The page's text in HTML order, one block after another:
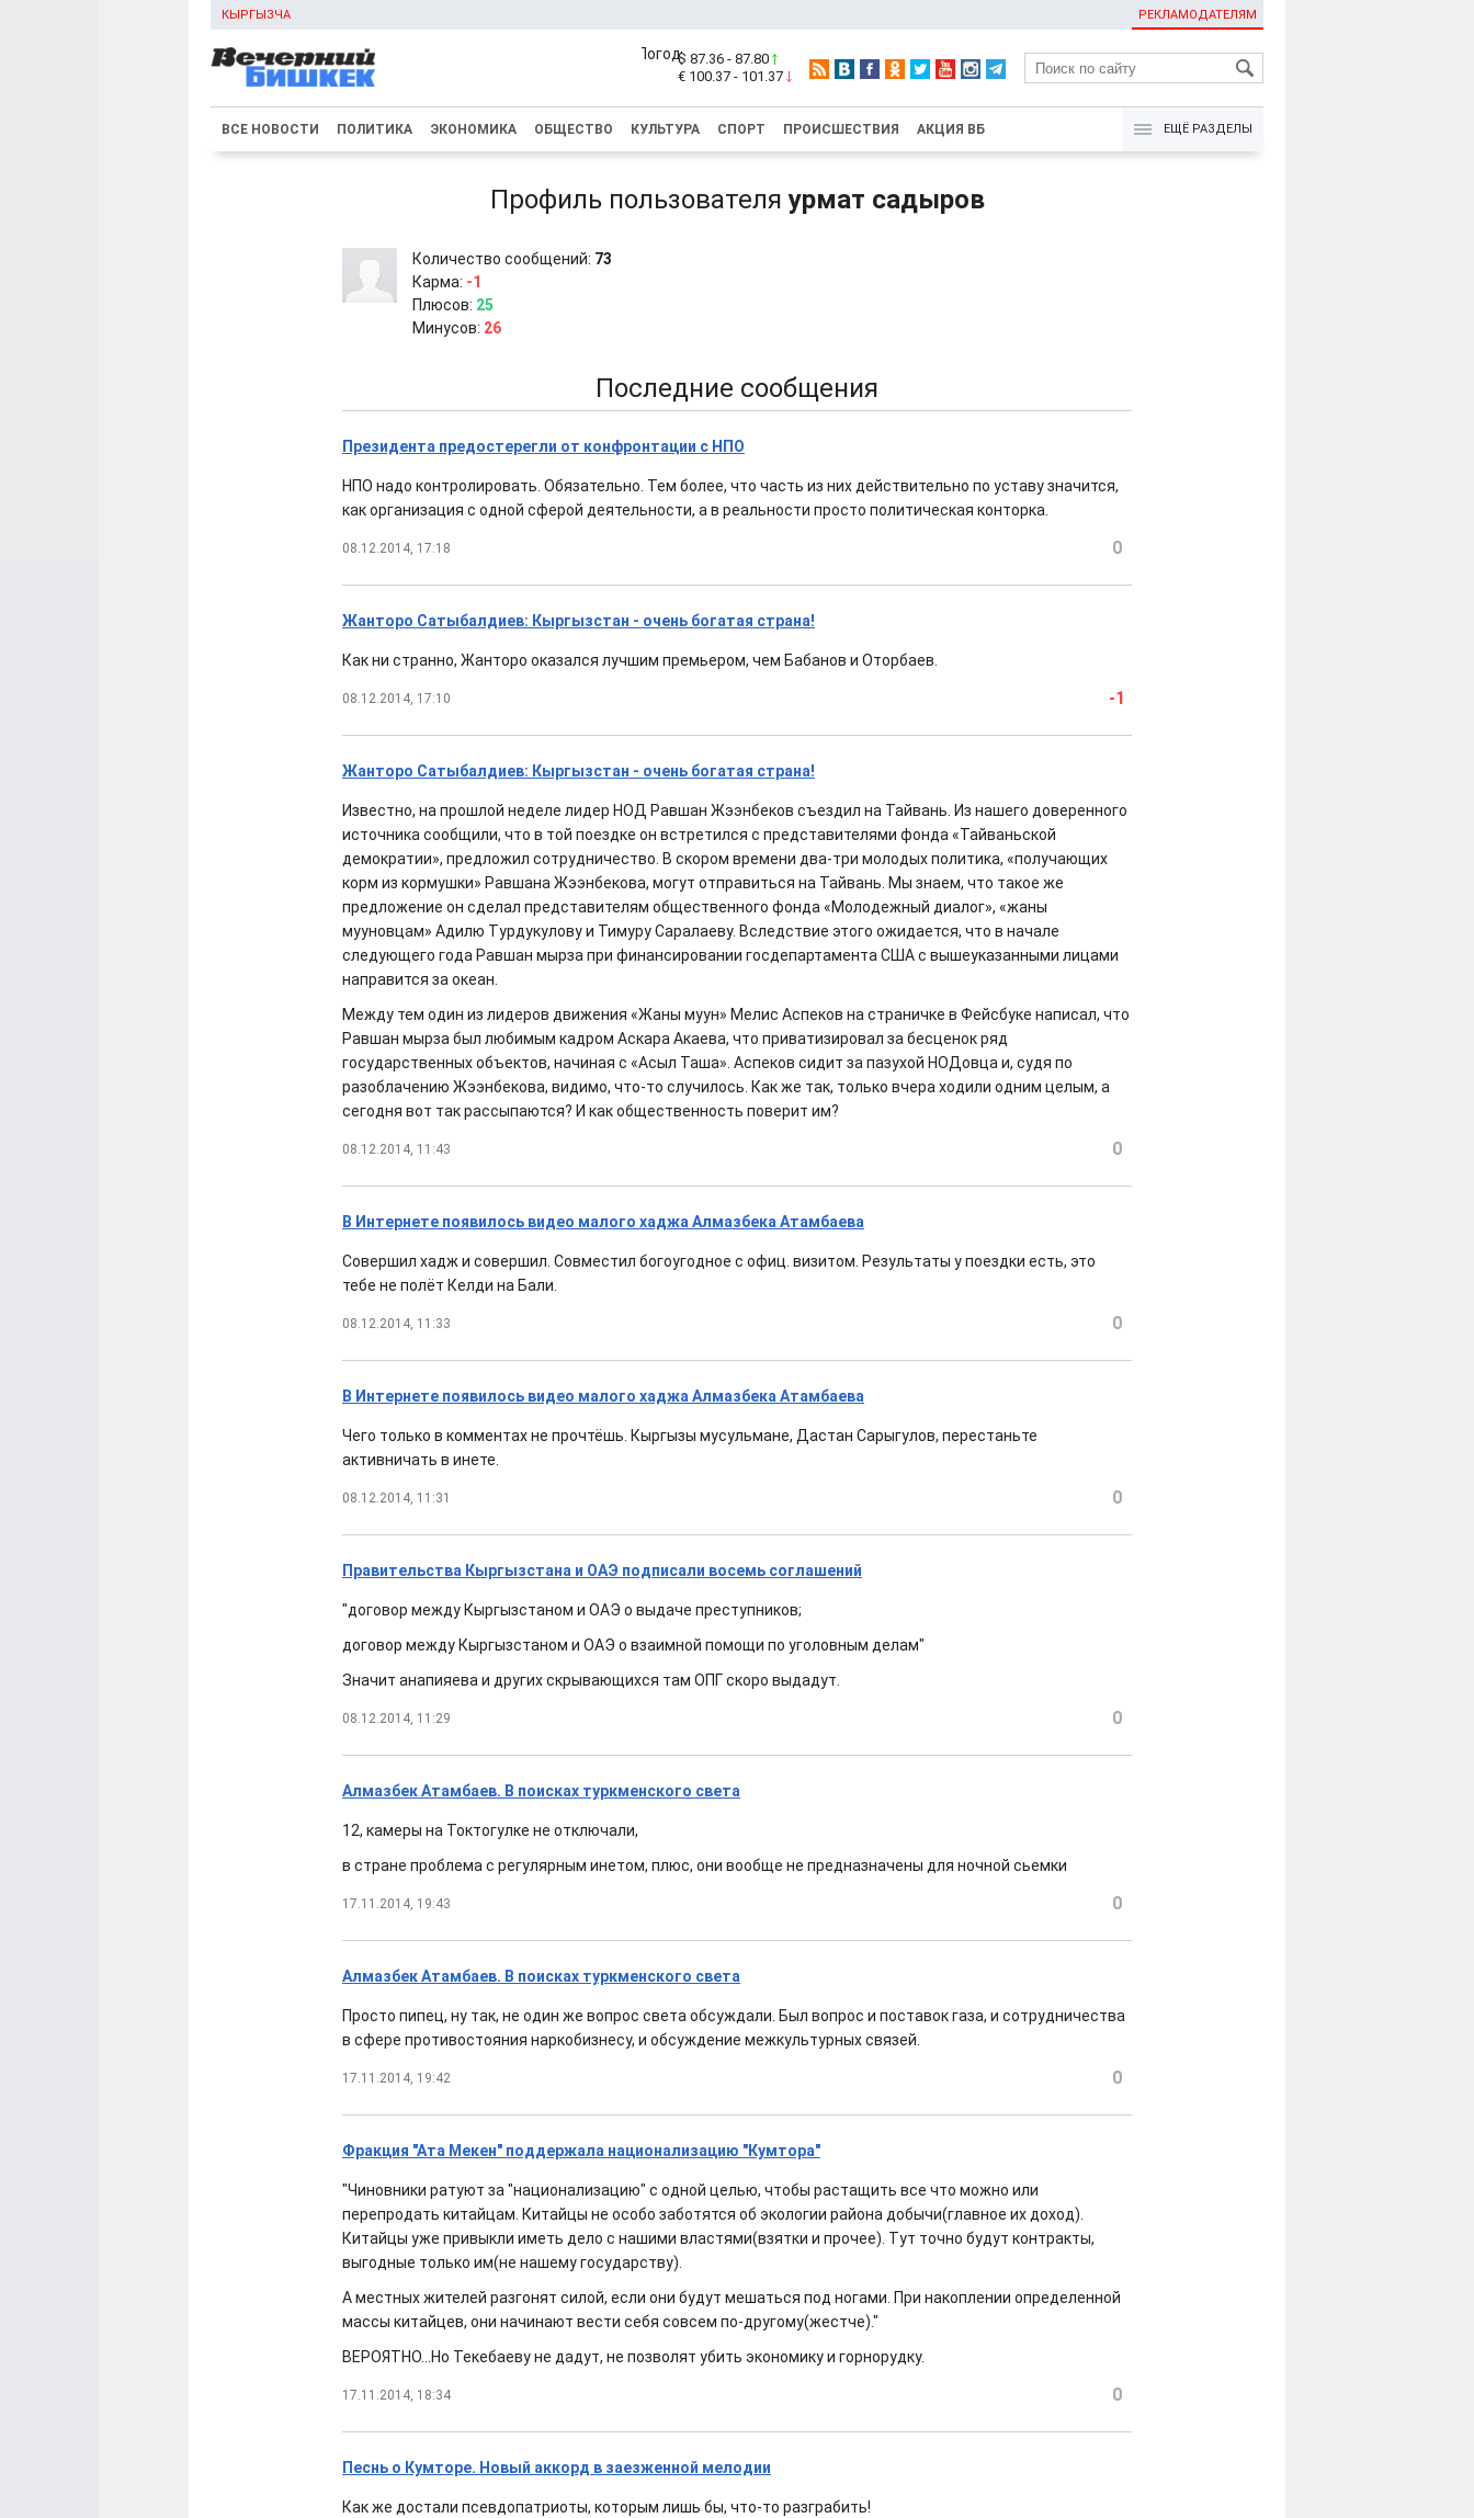
КЫРГЫЗЧА РЕКЛАМОДАТЕЛЯМ
KG
$ 87.36 - 87.80
€ 100.37 - 101.37
ВСЕ НОВОСТИ ПОЛИТИКА ЭКОНОМИКА ОБЩЕСТВО КУЛЬТУРА СПОРТ ПРОИСШЕСТВИЯ АКЦИЯ ВБ ЕЩЁ РАЗДЕЛЫ
Профиль пользователяурмат садыров
Количество сообщений: 73
Карма: -1
Плюсов: 25
Минусов: 26
Последние сообщения
Президента предостерегли от конфронтации с НПО
НПО надо контролировать. Обязательно. Тем более, что часть из них действительно по уставу значится,
как организация с одной сферой деятельности, а в реальности просто политическая конторка.
08.12.2014, 17:18 0
Жанторо Сатыбалдиев: Кыргызстан - очень богатая страна!
Как ни странно, Жанторо оказался лучшим премьером, чем Бабанов и Оторбаев.
08.12.2014, 17:10 -1
Жанторо Сатыбалдиев: Кыргызстан - очень богатая страна!
Известно, на прошлой неделе лидер НОД Равшан Жээнбеков съездил на Тайвань. Из нашего доверенного
источника сообщили, что в той поездке он встретился с представителями фонда «Тайваньской
демократии», предложил сотрудничество. В скором времени два-три молодых политика, «получающих
корм из кормушки» Равшана Жээнбекова, могут отправиться на Тайвань. Мы знаем, что такое же
предложение он сделал представителям общественного фонда «Молодежный диалог», «жаны
мууновцам» Адилю Турдукулову и Тимуру Саралаеву. Вследствие этого ожидается, что в начале
следующего года Равшан мырза при финансировании госдепартамента США с вышеуказанными лицами
направится за океан.
Между тем один из лидеров движения «Жаны муун» Мелис Аспеков на страничке в Фейсбуке написал, что
Равшан мырза был любимым кадром Аскара Акаева, что приватизировал за бесценок ряд
государственных объектов, начиная с «Асыл Таша». Аспеков сидит за пазухой НОДовца и, судя по
разоблачению Жээнбекова, видимо, что-то случилось. Как же так, только вчера ходили одним целым, а
сегодня вот так рассыпаются? И как общественность поверит им?
08.12.2014, 11:43 0
В Интернете появилось видео малого хаджа Алмазбека Атамбаева
Совершил хадж и совершил. Совместил богоугодное с офиц. визитом. Результаты у поездки есть, это
тебе не полёт Келди на Бали.
08.12.2014, 11:33 0
В Интернете появилось видео малого хаджа Алмазбека Атамбаева
Чего только в комментах не прочтёшь. Кыргызы мусульмане, Дастан Сарыгулов, перестаньте
активничать в инете.
08.12.2014, 11:31 0
Правительства Кыргызстана и ОАЭ подписали восемь соглашений
"договор между Кыргызстаном и ОАЭ о выдаче преступников;
договор между Кыргызстаном и ОАЭ о взаимной помощи по уголовным делам"
Значит анапияева и других скрывающихся там ОПГ скоро выдадут.
08.12.2014, 11:29 0
Алмазбек Атамбаев. В поисках туркменского света
12, камеры на Токтогулке не отключали,
в стране проблема с регулярным инетом, плюс, они вообще не предназначены для ночной сьемки
17.11.2014, 19:43 0
Алмазбек Атамбаев. В поисках туркменского света
Просто пипец, ну так, не один же вопрос света обсуждали. Был вопрос и поставок газа, и сотрудничества
в сфере противостояния наркобизнесу, и обсуждение межкультурных связей.
17.11.2014, 19:42 0
Фракция "Ата Мекен" поддержала национализацию "Кумтора"
"Чиновники ратуют за "национализацию" с одной целью, чтобы растащить все что можно или
перепродать китайцам. Китайцы не особо заботятся об экологии района добычи(главное их доход).
Китайцы уже привыкли иметь дело с нашими властями(взятки и прочее). Тут точно будут контракты,
выгодные только им(не нашему государству).
А местных жителей разгонят силой, если они будут мешаться под ногами. При накоплении определенной
массы китайцев, они начинают вести себя совсем по-другому(жестче)."
ВЕРОЯТНО...Но Текебаеву не дадут, не позволят убить экономику и горнорудку.
17.11.2014, 18:34 0
Песнь о Кумторе. Новый аккорд в заезженной мелодии
Как же достали псевдопатриоты, которым лишь бы, что-то разграбить!